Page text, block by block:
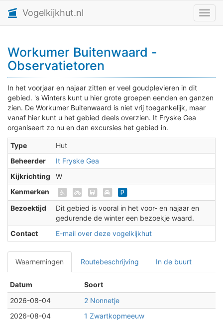
Vogelkijkhut.nl
Workumer Buitenwaard -
Observatietoren
In het voorjaar en najaar zitten er veel goudplevieren in dit
gebied. 's Winters kunt u hier grote groepen eenden en ganzen
zien. De Workumer Buitenwaard is niet vrij toegankelijk, maar
vanaf hier kunt u het gebied deels overzien. It Fryske Gea
organiseert zo nu en dan excursies het gebied in.
Type
Hut
Beheerder
It Fryske Gea
Kijkrichting
W
Kenmerken
Bezoektijd
Dit gebied is vooral in het voor- en najaar en
gedurende de winter een bezoekje waard.
Contact
E-mail over deze vogelkijkhut
Waarnemingen Routebeschrijving In de buurt
Datum
Soort
2026-08-04
2 Nonnetje
2026-08-04
1 Zwartkopmeeuw